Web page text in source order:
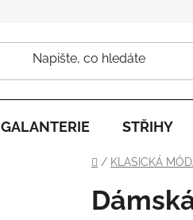
GALANTERIE STŘIHY
Domů
/ KLASICKÁ